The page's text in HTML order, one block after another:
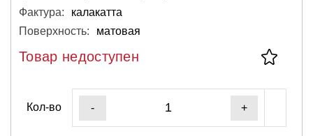
Фактура:
калакатта
Поверхность:
матовая
Товар недоступен
Кол-во - +